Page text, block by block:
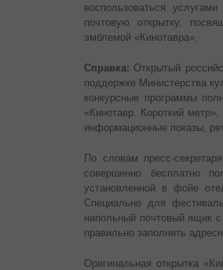
воспользоваться
почтовую открытку,
эмблемой «Кинотавра».
Справка: Открытый
поддержке Министерства
конкурсные программы
«Кинотавр. Короткий
информационные показы,
По словам пресс-
совершенно бесплатно
установленной в фойе
Специально для
напольный почтовый ящик
правильно заполнить
Оригинальная открытка